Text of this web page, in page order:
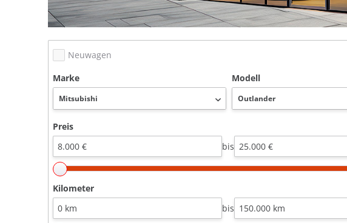
Neuwagen
Marke
Modell
Preis
bis
Kilometer
bis